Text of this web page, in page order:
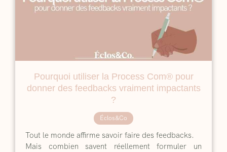
Pourquoi utiliser la Process Com® pour
donner des feedbacks vraiment impactants
?
Éclos&Co
Tout le monde affirme savoir faire des feedbacks.
Mais combien savent réellement formuler un